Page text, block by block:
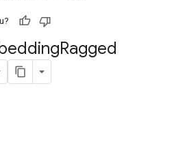
Ragged